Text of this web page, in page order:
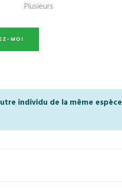
Plusieurs
individu de la même espèce